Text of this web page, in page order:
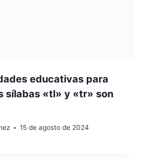
educativas para
sílabas «tl» y «tr» son
15 de agosto de 2024